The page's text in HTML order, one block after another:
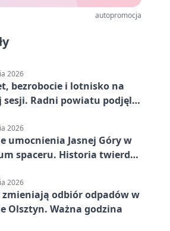
autopromocja
2026
bezrobocie i lotnisko na
sesji. Radni powiatu podjęli
2026
umocnienia Jasnej Góry w
spaceru. Historia twierdzy
2026
zmieniają odbiór odpadów w
Olsztyn. Ważna godzina